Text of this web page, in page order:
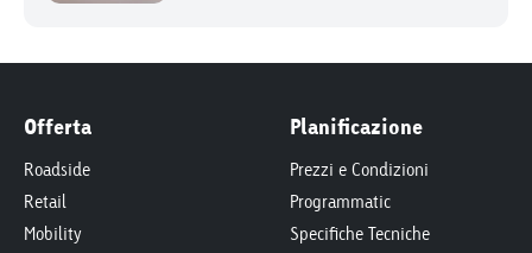
Offerta
Roadside
Retail
Mobility
Planificazione
Prezzi e Condizioni
Programmatic
Specifiche Tecniche